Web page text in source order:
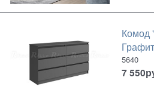
Комод
Графит
5640
7 550